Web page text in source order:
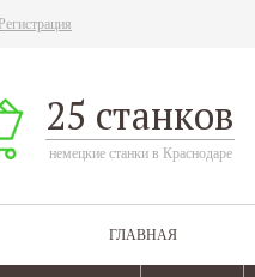
Регистрация
25 станков
немецкие станки в Краснодаре
ГЛАВНАЯ